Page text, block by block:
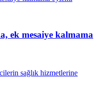
ek mesaiye kalmama